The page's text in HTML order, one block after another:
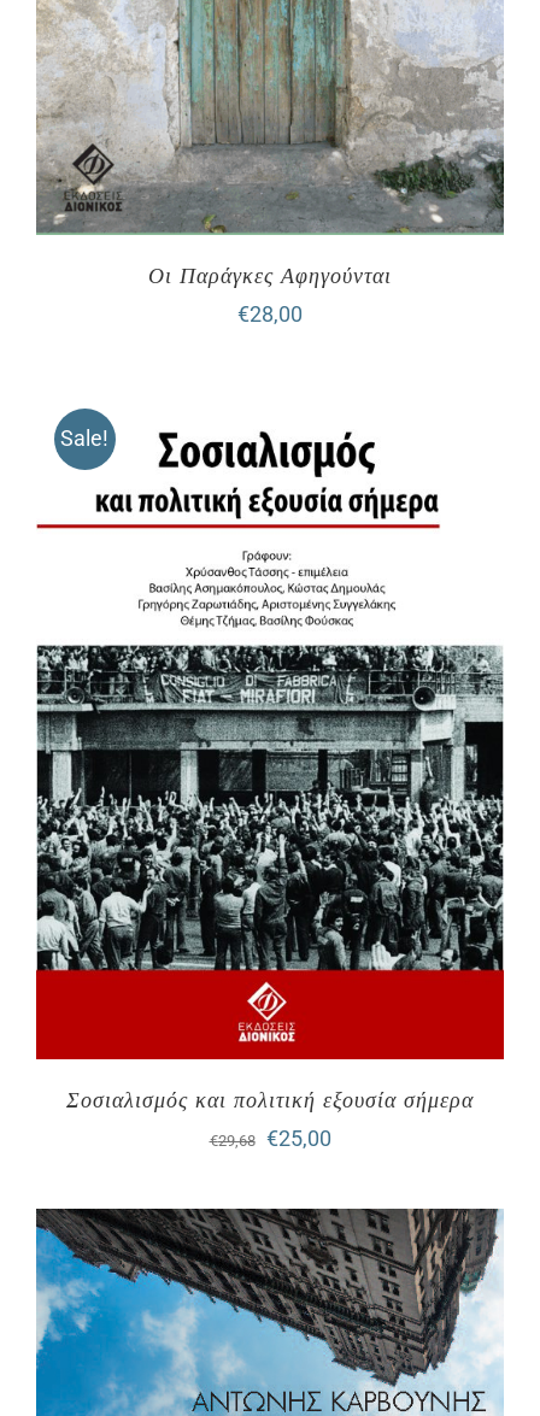
Οι Παράγκες Αφηγούνται
€28,00
Sale!
Σοσιαλισμός και πολιτική εξουσία σήμερα
€29,68
Original
was:
€29,68.
€25,00Η
τιμή
είναι:
€25,00.